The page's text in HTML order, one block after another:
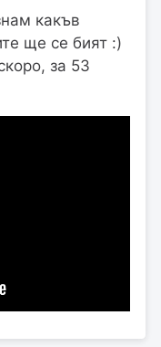
какъв
ще се бият :)
за 53